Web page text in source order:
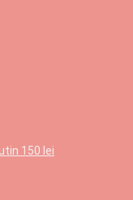
150 lei